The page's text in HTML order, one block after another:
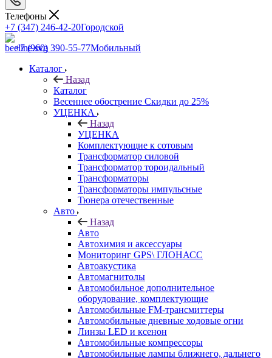
Телефоны
+7 (347) 246-42-20Городской
+7 (960) 390-55-77Мобильный
Каталог
Назад
Каталог
Весеннее обострение Скидки до 25%
УЦЕНКА
Назад
УЦЕНКА
Комплектующие к сотовым
Трансформатор силовой
Трансформатор тороидальный
Трансформаторы
Трансформаторы импульсные
Тюнера отечественные
Авто
Назад
Авто
Автохимия и аксессуары
Мониторинг GPS\ ГЛОНАСС
Автоакустика
Автомагнитолы
Автомобильное дополнительное
оборудование, комплектующие
Автомобильные FM-трансмиттеры
Автомобильные дневные ходовые огни
Линзы LED и ксенон
Автомобильные компрессоры
Автомобильные лампы ближнего, дальнего